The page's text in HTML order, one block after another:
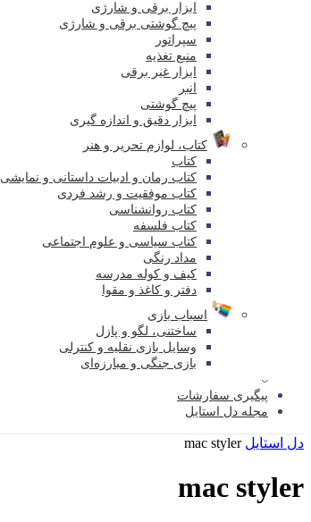
ابزار برقی و شارژی
پیچ گوشتی برقی و شارژی
سپراتور
منبع تغذیه
ابزار غیر برقی
انبر
پیچ گوشتی
ابزار دقیق و اندازه گیری
کتاب، لوازم تحریر و هنر
کتاب
کتاب رمان و ادبیات داستانی و نمایشی
کتاب موفقیت و رشد فردی
کتاب روانشناسی
کتاب فلسفه
کتاب سیاسی و علوم اجتماعی
مداد رنگی
کیف و کوله مدرسه
دفتر و کاغذ و مقوا
اسباب بازی
ساختنی، لگو و پازل
وسایل بازی نقلیه و کنترلی
بازی جنگی و مبارزه‌ای
پیگیری سفارشات
مجله دل استایل
دل استایل mac styler
mac styler